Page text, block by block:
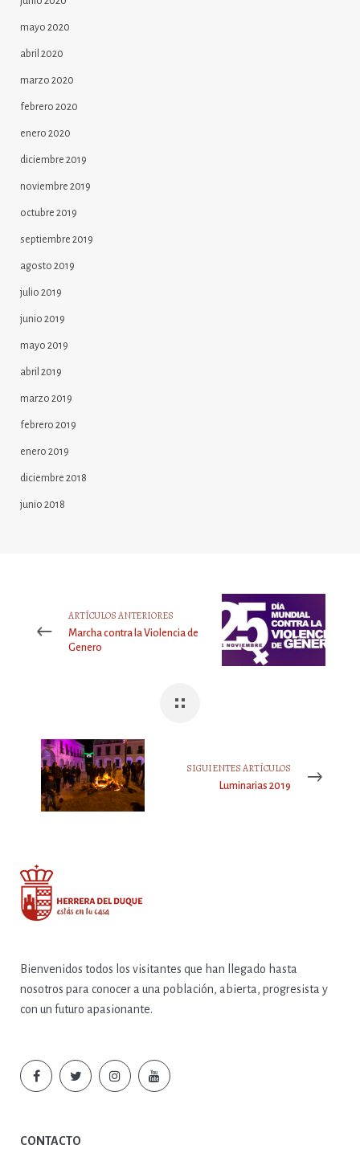
mayo 2020
abril 2020
marzo 2020
febrero 2020
enero 2020
diciembre 2019
noviembre 2019
octubre 2019
septiembre 2019
agosto 2019
julio 2019
junio 2019
mayo 2019
abril 2019
marzo 2019
febrero 2019
enero 2019
diciembre 2018
junio 2018
ARTÍCULOS ANTERIORES
Marcha contra la Violencia de
Genero
SIGUIENTES ARTÍCULOS
Luminarias 2019
Bienvenidos todos los visitantes que han llegado hasta
nosotros para conocer a una población, abierta, progresista y
con un futuro apasionante.
CONTACTO